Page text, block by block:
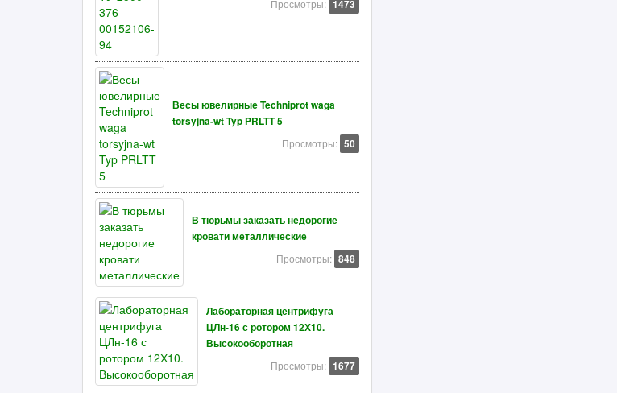
Просмотры: 1473
Весы ювелирные Techniprot waga
torsyjna-wt Typ PRLTT 5
Просмотры: 50
В тюрьмы заказать недорогие
кровати металлические
Просмотры: 848
Лабораторная центрифуга
ЦЛн-16 с ротором 12Х10.
Высокооборотная
Просмотры: 1677